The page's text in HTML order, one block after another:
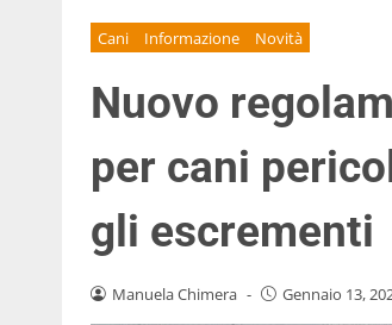
Cani Informazione Novità
Nuovo
per cani
gli escrementi
Manuela Chimera - Gennaio 13,